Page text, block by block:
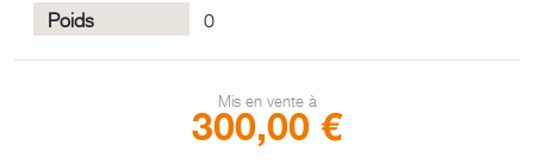
Poids
0
Mis en vente à
300,00 €